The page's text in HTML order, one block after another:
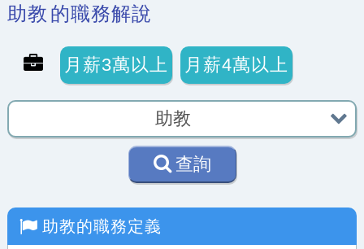
助教 的職務解說
月薪3萬以上 月薪4萬以上
查詢
助教的職務定義